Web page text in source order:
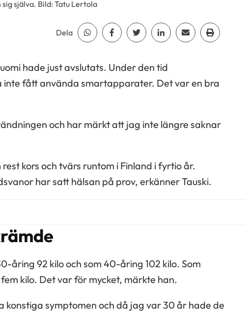
Dela Dela Whatsapp
Dela Facebook
Dela TwitterDela Linkedin
Dela EmailDela Print
själva. Bild: Tatu Lertola
hade just avslutats. Under den tid
fått använda smartapparater. Det var en bra
och har märkt att jag inte längre saknar
kors och tvärs runtom i Finland i fyrtio år.
har satt hälsan på prov, erkänner Tauski.
åring 92 kilo och som 40-åring 102 kilo. Som
kilo. Det var för mycket, märkte han.
konstiga symptomen och då jag var 30 år hade de